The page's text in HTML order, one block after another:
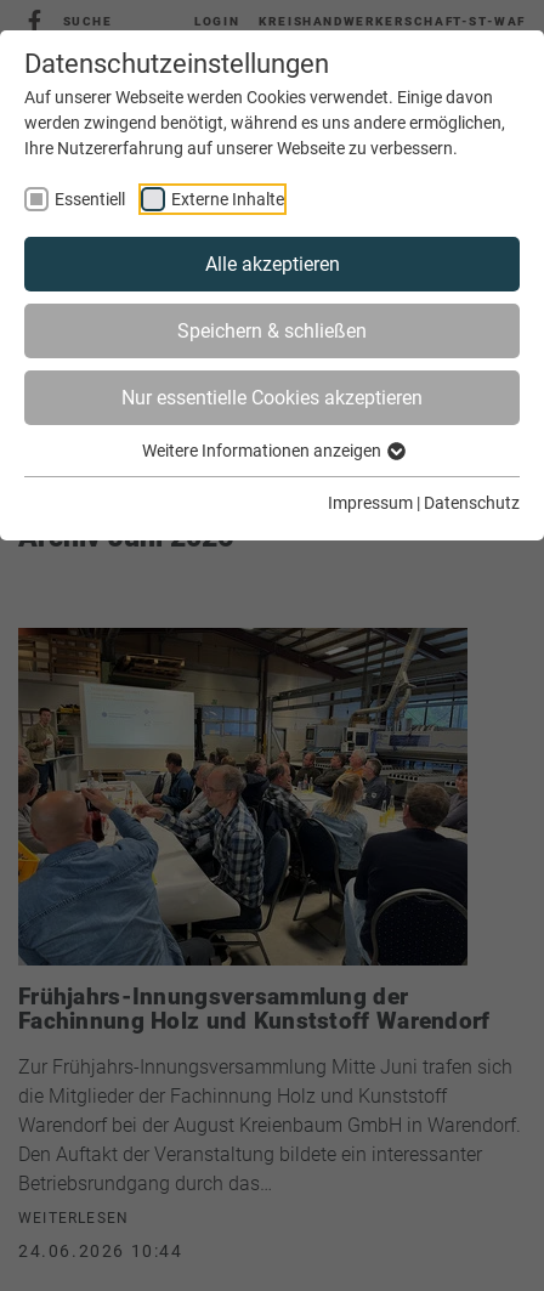
Datenschutzeinstellungen
Auf unserer Webseite werden Cookies verwendet. Einige davon
werden zwingend benötigt, während es uns andere ermöglichen,
Ihre Nutzererfahrung auf unserer Webseite zu verbessern.
Essentiell Externe Inhalte
Alle akzeptieren
Speichern & schließen
Nur essentielle Cookies akzeptieren
Weitere Informationen anzeigen
Impressum | Datenschutz
SUCHE LOGIN KREISHANDWERKERSCHAFT-ST-WAF
MENÜ
AKTUELLES ARCHIV
Archiv Juni 2026
Frühjahrs-Innungsversammlung der
Fachinnung Holz und Kunststoff Warendorf
Zur Frühjahrs-Innungsversammlung Mitte Juni trafen sich
die Mitglieder der Fachinnung Holz und Kunststoff
Warendorf bei der August Kreienbaum GmbH in Warendorf.
Den Auftakt der Veranstaltung bildete ein interessanter
Betriebsrundgang durch das…
WEITERLESEN
24.06.2026 10:44